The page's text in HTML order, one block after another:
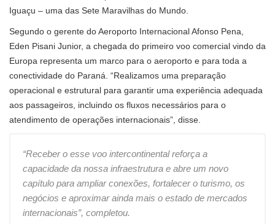
Iguaçu – uma das Sete Maravilhas do Mundo.
Segundo o gerente do Aeroporto Internacional Afonso Pena,
Eden Pisani Junior, a chegada do primeiro voo comercial vindo da
Europa representa um marco para o aeroporto e para toda a
conectividade do Paraná. “Realizamos uma preparação
operacional e estrutural para garantir uma experiência adequada
aos passageiros, incluindo os fluxos necessários para o
atendimento de operações internacionais”, disse.
“Receber o esse voo intercontinental reforça a
capacidade da nossa infraestrutura e abre um novo
capítulo para ampliar conexões, fortalecer o turismo, os
negócios e aproximar ainda mais o estado de mercados
internacionais”, completou.